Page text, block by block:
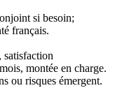
si besoin;
français.
satisfaction
montée en charge.
ou risques émergent.